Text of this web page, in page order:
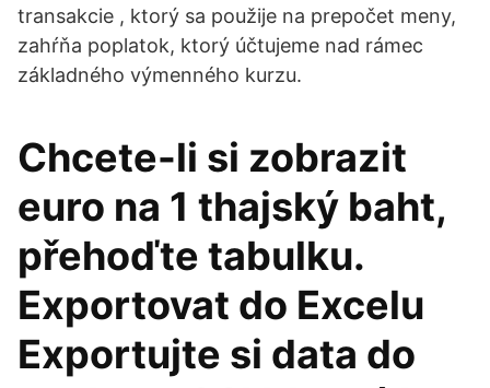
transakcie , ktorý sa použije na prepočet meny,
zahŕňa poplatok, ktorý účtujeme nad rámec
základného výmenného kurzu.
Chcete-li si zobrazit
euro na 1 thajský baht,
přehoďte tabulku.
Exportovat do Excelu
Exportujte si data do